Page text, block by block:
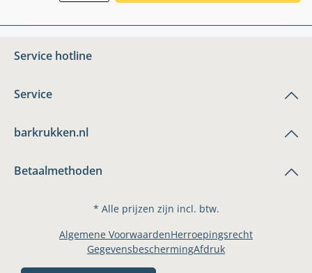
Service hotline
Service
barkrukken.nl
Betaalmethoden
* Alle prijzen zijn incl. btw.
Algemene VoorwaardenHerroepingsrecht
GegevensbeschermingAfdruk